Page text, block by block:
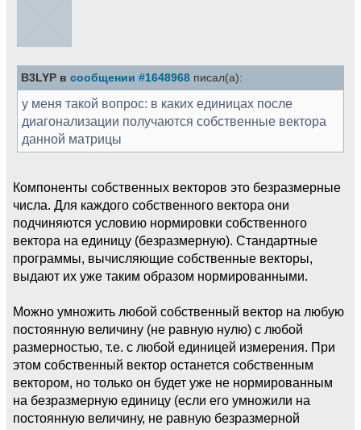
B3LYP в сообщении #1648968 писал(а):
у меня такой вопрос: в каких единицах после
диагонализации получаются собственные вектора
данной матрицы
Компоненты собственных векторов это безразмерные
числа. Для каждого собственного вектора они
подчиняются условию нормировки собственного
вектора на единицу (безразмерную). Стандартные
программы, вычисляющие собственные векторы,
выдают их уже таким образом нормированными.
Можно умножить любой собственный вектор на любую
постоянную величину (не равную нулю) с любой
размерностью, т.е. с любой единицей измерения. При
этом собственный вектор останется собственным
вектором, но только он будет уже не нормированным
на безразмерную единицу (если его умножили на
постоянную величину, не равную безразмерной